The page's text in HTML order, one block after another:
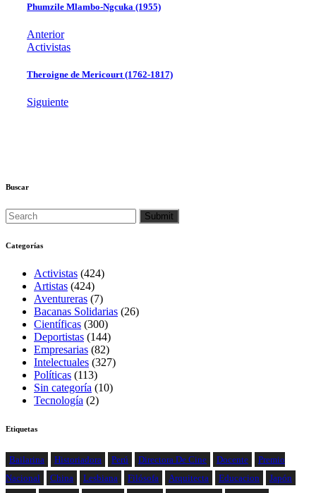
Phumzile Mlambo-Ngcuka (1955)
Anterior
Activistas
Theroigne de Mericourt (1762-1817)
Siguiente
Buscar
Categorías
Activistas (424)
Artistas (424)
Aventureras (7)
Bacanas Solidarias (26)
Científicas (300)
Deportistas (144)
Empresarias (82)
Intelectuales (327)
Políticas (113)
Sin categoría (10)
Tecnología (2)
Etiquetas
Bailarina Historiadora Perú Directora De Cine Docente
Premio
Nacional
China Lesbiana Filósofa Arquitecta Educacion
Japón